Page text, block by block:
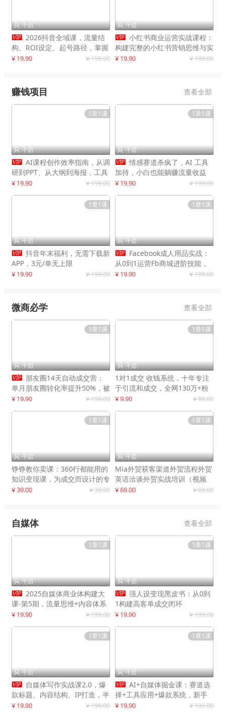
 千启
 2026抖音全域课，流量结
构、ROI设定、起号路径，掌握
平台新规下利润最大化
¥ 19.90 ¥ 199.00
 千启
 小红书商业运营实战课程：
构建完整的小红书营销思维与实
战能力，案例店铺月销破百万！
¥ 19.90 ¥ 199.00
赚钱项目 查看全部
1章1课
 千启
 AI课程创作效率指南，从调
研到PPT、从大纲到海报，工具
赋能，打造可持续变现产品线
¥ 19.90 ¥ 199.00
1章1课
 千启
 情感赛道杀疯了，AI 工具
加持，小白也能躺赚流量收益
¥ 19.90 ¥ 199.00
1章1课
 千启
 抖音年末福利，无需下载新
APP，3元/单无上限
¥ 19.90 ¥ 199.00
1章1课
 千启
 Facebook成人用品实战：
从0到1运营Fb商城进阶技能，
快速提升订单转化与店铺收益
¥ 19.90 ¥ 199.00
微商必学 查看全部
1章1课
 千启
 朋友圈14天自动成交营：
单月朋友圈转化率提升50%，被
动收入超3万元
¥ 19.90 ¥ 199.00
1章1课
 千启
1对1成交 收钱系统，十年专注
于引流和成交，全网130万+粉
丝
¥ 9.90 ¥ 99.00
1章1课
 千启
铮铮教你卖课：360行都能用的
知识变现课，为成交而设计的专
属课程
¥ 39.00 ¥ 39.00
1章1课
 千启
Mia外贸获客渠道外贸流程外贸
英语洽谈外贸实战培训（视频
课）价值399元
¥ 69.00 ¥ 69.00
自媒体 查看全部
1章1课
 千启
 2025自媒体商业体构建大
课-第5期，流量思维+内容体系
+变现闭环，打造个人可持续生
¥ 19.90 ¥ 199.00
1章1课
 千启
 强人设变现黑皮书：从0到
1构建高客单成交闭环
¥ 19.90 ¥ 199.00
1章1课
 千启
 自媒体写作实战课2.0，爆
款标题、内容结构、IP打造，半
年复制30万粉月入10万+
¥ 19.90 ¥ 199.00
1章1课
 千启
 AI+自媒体掘金课：赛道选
择+工具应用+爆款系统，新手
快速起步，副业月入8000+
¥ 19.90 ¥ 199.00